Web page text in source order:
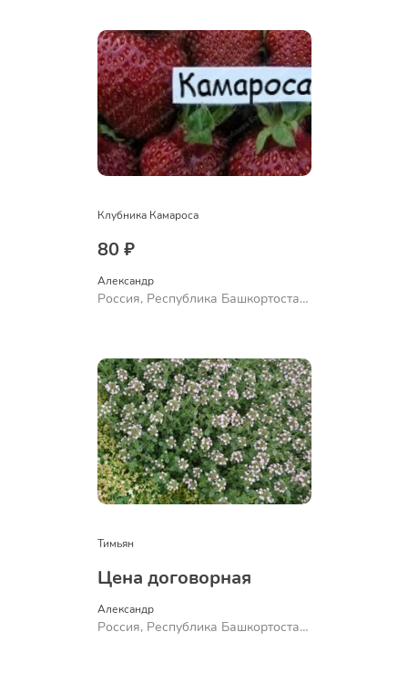
Клубника Камароса
80 ₽
Александр
Россия, Республика Башкортостан,
Тимьян
Цена договорная
Александр
Россия, Республика Башкортостан,